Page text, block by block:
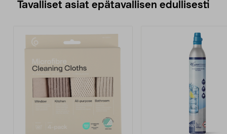
Tavalliset asiat epätavallisen edullisesti